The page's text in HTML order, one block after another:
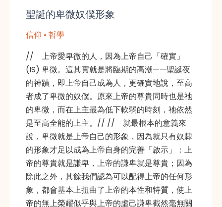
聖誕的卑微奴僕形象
信仰 • 哲學
// 上帝愛卑微的人，因為上帝自己「確實」
(IS) 卑微。這其實就是將臨期的高潮——聖誕夜
的神蹟，即上帝自己成為人，更確實地說，至高
者成了卑微的奴僕。原來上帝的尊貴同時也是祂
的卑微，而在上主最為低下軟弱的時刻，祂依然
是至高全能的上主。// // 就最根本的意義來
說，卑微就是上帝自己的形象，因為就只有奴隸
的形象才足以成為上帝自身的完善「啟示」：上
帝的尊貴就是謙卑，上帝的謙卑就是尊貴；因為
除此之外，其餘我們認為可以配得上帝的任何形
象，都會基本上扭曲了上帝的本性和特質，使上
帝的無上榮耀似乎與上帝的虛己謙卑截然毫無關